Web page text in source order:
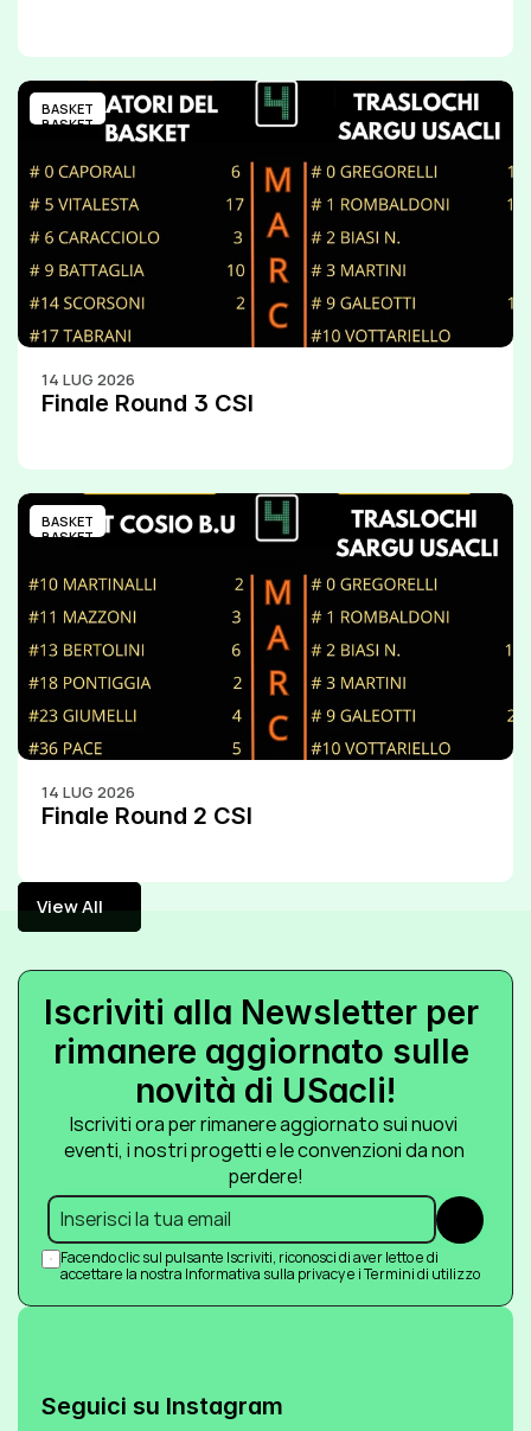
BASKET
BASKET
14 LUG 2026
Finale Round 3 CSI
BASKET
BASKET
14 LUG 2026
Finale Round 2 CSI
View All
View All
Iscriviti alla Newsletter per
rimanere aggiornato sulle
novità di USacli!
Iscriviti ora per rimanere aggiornato sui nuovi
eventi, i nostri progetti e le convenzioni da non
perdere!
Submit
Facendo clic sul pulsante Iscriviti, riconosci di aver letto e di
accettare la nostra Informativa sulla privacy e i Termini di utilizzo
Seguici su Instagram